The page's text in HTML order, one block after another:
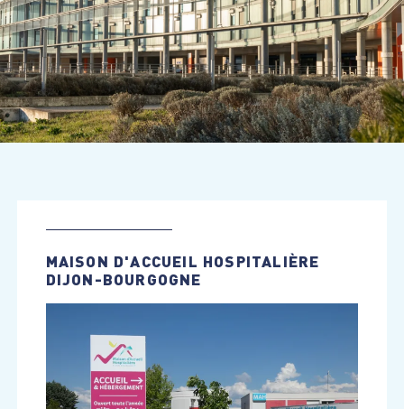
MAISON D'ACCUEIL HOSPITALIÈRE
DIJON-BOURGOGNE